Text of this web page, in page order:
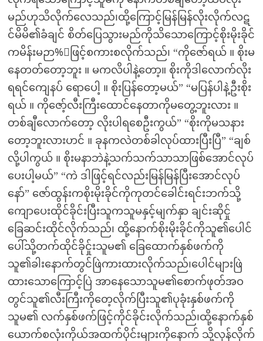
မည်ဟုသိလိုက်လေသည်၊ထို့ကြောင့်မြန်မြန်လိုးလိုက်လဋ
င်မိမိ၏ခံချင် စိတ်ပြေသွားမည်ကိုသိသောကြောင့်စိုးမိုးခိုင်
ကမိန်းမဉာ%်ဖြင့်စကားစလိုက်သည်၊ “ကိုဇော်ရယ် ။ စိုးမ
နေတတ်တော့ဘူး ။ မကလိပါနဲ့တော့။ စိုးကိုဒါလောက်လိုး
ရရင်ကျေနပ် ရောပေါ့ ။ စိုးပြန်တော့မယ်” “မပြန်ပါနဲ့ဦးစိုး
ရယ် ။ ကိုဇော့်လီးကြီးထောင်နေတာကိုမတွေ့ဘူးလား ။
တစ်ချီလောက်တော့ လိုးပါရစေဦးကွယ်” “စိုးကိုမသနား
တော့ဘူးလားဟင် ။ ခုနကလဲတစ်ခါလုပ်ထားပြီးပြီ” “ချစ်
လို့ပါကွယ် ။ စိုးမနာဘဲနဲ့သက်သက်သာသာဖြစ်အောင်လုပ်
ပေးပါ့မယ်” “ကဲ ဒါဖြင့်ရင်လည်းမြန်မြန်ပြီးအောင်လုပ်
နော်” ဇော်ထွန်းကစိုးမိုးခိုင်ကိုကုတင်ခေါင်းရင်းဘက်သို့
ကျောပေးထိုင်ခိုင်းပြီးသူကသူမနှင့်မျက်နှာ ချင်းဆိုင်ှု
ခြေဆင်းထိုင်လိုက်သည်၊ ထို့နောက်စိုးမိုးခိုင်ကိုသူ၏ပေါင်
ပေါ်သို့တက်ထိုင်ခိုင်ှုးသူမ၏ ခြေထောက်နှစ်ဖက်ကို
သူ၏ခါးနောက်တွင်ဖြဲကားထားလိုက်သည်၊ပေါင်များဖြဲ
ထားသောကြောင့်ပြဲ အာနေသောသူမ၏စောက်ဖုတ်အဝ
တွင်သူ၏လီးကြီးကိုတေ့လိုက်ပြီးသူ၏ပုခုံးနှစ်ဖက်ကို
သူမ၏ လက်နှစ်ဖက်ဖြင့်ကိုင်ခိုင်းလိုက်သည်၊ထို့နောက်နှစ်
ယောက်စလုံးကိုယ်အထက်ပိုင်းများကိုနောက် သို့လှန်လိုက်